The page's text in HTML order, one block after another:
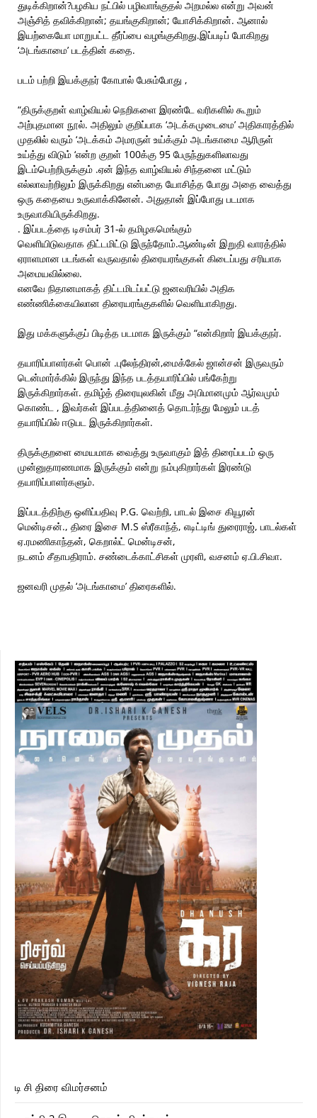
துடிக்கிறான்?பழகிய நட்பில் பழிவாங்குதல் அறமல்ல என்று அவன்
அஞ்சித் தவிக்கிறான்; தயங்குகிறான்; யோசிக்கிறான். ஆனால்
இயற்கையோ மாறுபட்ட தீர்ப்பை வழங்குகிறது.இப்படிப் போகிறது
‘அடங்காமை’ படத்தின் கதை.
படம் பற்றி இயக்குநர் கோபால் பேசும்போது ,
“திருக்குறள் வாழ்வியல் நெறிகளை இரண்டே வரிகளில் கூறும்
அற்புதமான நூல். அதிலும் குறிப்பாக ‘அடக்கமுடைமை’ அதிகாரத்தில்
முதலில் வரும் ‘அடக்கம் அமரருள் உய்க்கும் அடங்காமை ஆரிருள்
உய்த்து விடும் ‘என்ற குறள் 100க்கு 95 பேருந்துகளிலாவது
இடம்பெற்றிருக்கும் .ஏன் இந்த வாழ்வியல் சிந்தனை மட்டும்
எல்லாவற்றிலும் இருக்கிறது என்பதை யோசித்த போது அதை வைத்து
ஒரு கதையை உருவாக்கினேன். அதுதான் இப்போது படமாக
உருவாகியிருக்கிறது.
. இப்படத்தை டிசம்பர் 31-ல் தமிழகமெங்கும்
வெளியிடுவதாக திட்டமிட்டு இருந்தோம்.ஆண்டின் இறுதி வாரத்தில்
ஏராளமான படங்கள் வருவதால் திரையரங்குகள் கிடைப்பது சரியாக
அமையவில்லை.
எனவே நிதானமாகத் திட்டமிடப்பட்டு ஜனவரியில் அதிக
எண்ணிக்கையிலான திரையரங்குகளில் வெளியாகிறது.
இது மக்களுக்குப் பிடித்த படமாக இருக்கும் “என்கிறார் இயக்குநர்.
தயாரிப்பாளர்கள் பொன் .புலேந்திரன்,மைக்கேல் ஜான்சன் இருவரும்
டென்மார்க்கில் இருந்து இந்த படத்தயாரிப்பில் பங்கேற்று
இருக்கிறார்கள். தமிழ்த் திரையுலகின் மீது அபிமானமும் ஆர்வமும்
கொண்ட , இவர்கள் இப்படத்தினைத் தொடர்ந்து மேலும் படத்
தயாரிப்பில் ஈடுபட இருக்கிறார்கள்.
திருக்குறளை மையமாக வைத்து உருவாகும் இத் திரைப்படம் ஒரு
முன்னுதாரணமாக இருக்கும் என்று நம்புகிறார்கள் இரண்டு
தயாரிப்பாளர்களும்.
இப்படத்திற்கு ஒளிப்பதிவு P.G. வெற்றி, பாடல் இசை கியூரன்
மென்டிசன்., திரை இசை M.S ஸ்ரீகாந்த், எடிட்டிங் துரைராஜ், பாடல்கள்
ஏ.ரமணிகாந்தன், கெறால்ட் மென்டிசன்,
நடனம் சீதாபதிராம். சண்டைக்காட்சிகள் முரளி, வசனம் ஏ.பி.சிவா.
ஜனவரி முதல் ‘அடங்காமை’ திரைகளில்.
டி சி திரை விமர்சனம்